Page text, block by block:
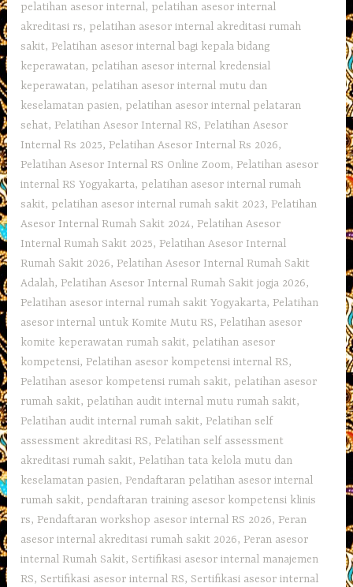
pelatihan asesor internal, pelatihan asesor internal
akreditasi rs, pelatihan asesor internal akreditasi rumah
sakit, Pelatihan asesor internal bagi kepala bidang
keperawatan, pelatihan asesor internal kredensial
keperawatan, pelatihan asesor internal mutu dan
keselamatan pasien, pelatihan asesor internal pelataran
sehat, Pelatihan Asesor Internal RS, Pelatihan Asesor
Internal Rs 2025, Pelatihan Asesor Internal Rs 2026,
Pelatihan Asesor Internal RS Online Zoom, Pelatihan asesor
internal RS Yogyakarta, pelatihan asesor internal rumah
sakit, pelatihan asesor internal rumah sakit 2023, Pelatihan
Asesor Internal Rumah Sakit 2024, Pelatihan Asesor
Internal Rumah Sakit 2025, Pelatihan Asesor Internal
Rumah Sakit 2026, Pelatihan Asesor Internal Rumah Sakit
Adalah, Pelatihan Asesor Internal Rumah Sakit jogja 2026,
Pelatihan asesor internal rumah sakit Yogyakarta, Pelatihan
asesor internal untuk Komite Mutu RS, Pelatihan asesor
komite keperawatan rumah sakit, pelatihan asesor
kompetensi, Pelatihan asesor kompetensi internal RS,
Pelatihan asesor kompetensi rumah sakit, pelatihan asesor
rumah sakit, pelatihan audit internal mutu rumah sakit,
Pelatihan audit internal rumah sakit, Pelatihan self
assessment akreditasi RS, Pelatihan self assessment
akreditasi rumah sakit, Pelatihan tata kelola mutu dan
keselamatan pasien, Pendaftaran pelatihan asesor internal
rumah sakit, pendaftaran training asesor kompetensi klinis
rs, Pendaftaran workshop asesor internal RS 2026, Peran
asesor internal akreditasi rumah sakit 2026, Peran asesor
internal Rumah Sakit, Sertifikasi asesor internal manajemen
RS, Sertifikasi asesor internal RS, Sertifikasi asesor internal